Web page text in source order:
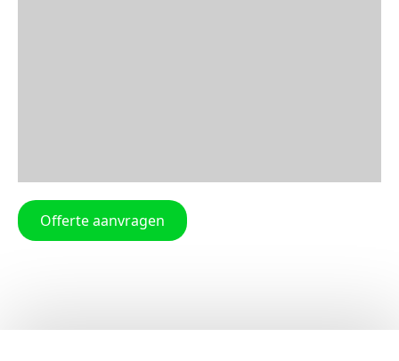
Offerte aanvragen